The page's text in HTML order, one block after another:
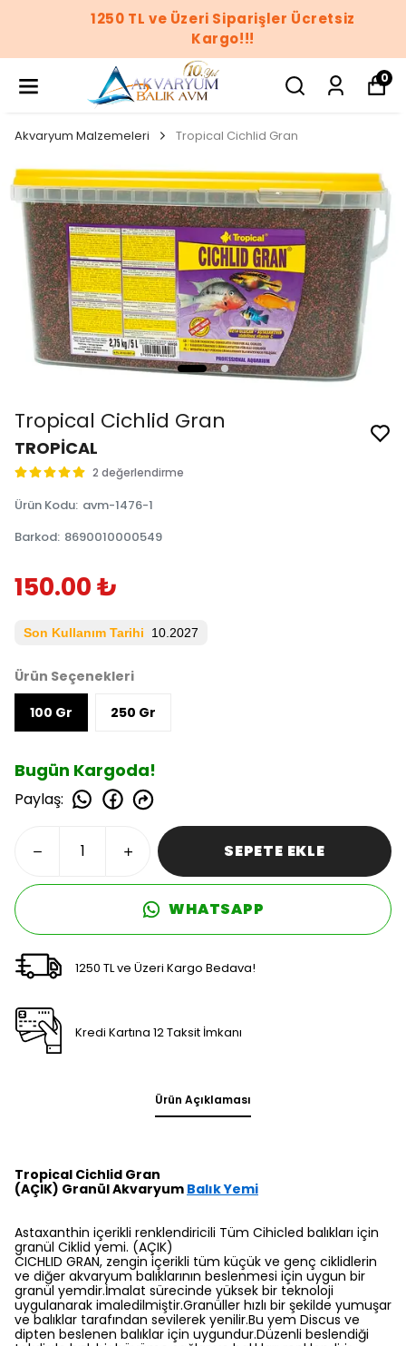
1250 TL ve Üzeri Siparişler Ücretsiz
Kargo!!!
0
Akvaryum Malzemeleri Tropical Cichlid Gran
Tropical Cichlid Gran
TROPİCAL
2 değerlendirme
Ürün Kodu: avm-1476-1
Barkod: 8690010000549
150.00 ₺
Son Kullanım Tarihi 10.2027
Ürün Seçenekleri
100 Gr
250 Gr
Bugün Kargoda!
Paylaş:
SEPETE EKLE
WHATSAPP
1250 TL ve Üzeri Kargo Bedava!
Kredi Kartına 12 Taksit İmkanı
Ürün Açıklaması
Tropical Cichlid Gran
(AÇIK) Granül Akvaryum Balık Yemi
Astaxanthin içerikli renklendiricili Tüm Cihicled balıkları için
granül Ciklid yemi. (AÇIK)
CICHLID GRAN, zengin içerikli tüm küçük ve genç ciklidlerin
ve diğer akvaryum balıklarının beslenmesi için uygun bir
granül yemdir.İmalat sürecinde yüksek bir teknoloji
uygulanarak imaledilmiştir.Granüller hızlı bir şekilde yumuşar
ve balıklar tarafından sevilerek yenilir.Bu yem Discus ve
dipten beslenen balıklar için uygundur.Düzenli beslendiği